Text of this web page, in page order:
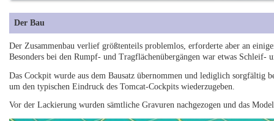
Der Bau
Der Zusammenbau verlief größtenteils problemlos, erforderte aber an
Besonders bei den Rumpf- und Tragflächenübergängen war etwas Schleif-
Das Cockpit wurde aus dem Bausatz übernommen und lediglich sorgfältig
um den typischen Eindruck des Tomcat-Cockpits wiederzugeben.
Vor der Lackierung wurden sämtliche Gravuren nachgezogen und das